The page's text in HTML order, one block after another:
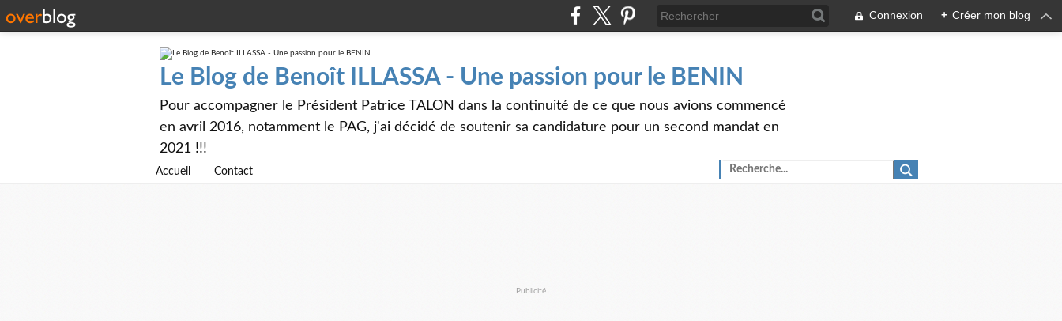
Connexion + Créer mon blog
Le Blog de Benoît ILLASSA - Une passion pour le BENIN
Pour accompagner le Président Patrice TALON dans la continuité de ce que nous avions commencé
en avril 2016, notamment le PAG, j'ai décidé de soutenir sa candidature pour un second mandat en
2021 !!!
Accueil Contact
Publicité